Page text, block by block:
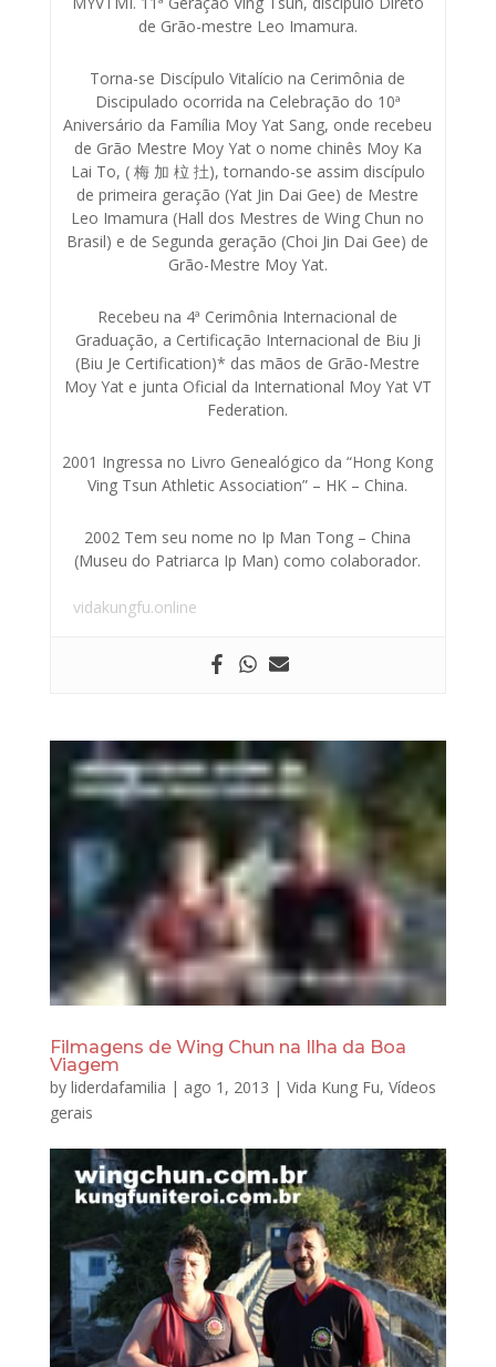
de Grão-mestre Leo Imamura.
Torna-se Discípulo Vitalício na Cerimônia de
Discipulado ocorrida na Celebração do 10ª
Aniversário da Família Moy Yat Sang, onde recebeu
de Grão Mestre Moy Yat o nome chinês Moy Ka
Lai To, ( 梅 加 柆 扗), tornando-se assim discípulo
de primeira geração (Yat Jin Dai Gee) de Mestre
Leo Imamura (Hall dos Mestres de Wing Chun no
Brasil) e de Segunda geração (Choi Jin Dai Gee) de
Grão-Mestre Moy Yat.
Recebeu na 4ª Cerimônia Internacional de
Graduação, a Certificação Internacional de Biu Ji
(Biu Je Certification)* das mãos de Grão-Mestre
Moy Yat e junta Oficial da International Moy Yat VT
Federation.
2001 Ingressa no Livro Genealógico da “Hong Kong
Ving Tsun Athletic Association” – HK – China.
2002 Tem seu nome no Ip Man Tong – China
(Museu do Patriarca Ip Man) como colaborador.
vidakungfu.online
Filmagens de Wing Chun na Ilha da Boa
Viagem
by liderdafamilia | ago 1, 2013 | Vida Kung Fu, Vídeos
gerais